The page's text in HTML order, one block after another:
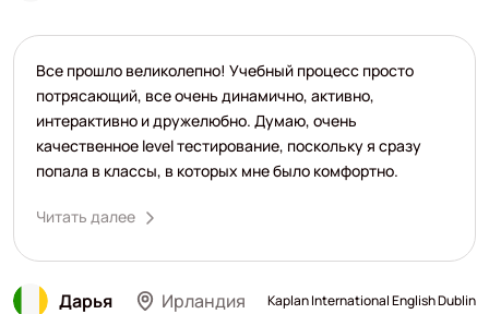
Дарья Ирландия Kaplan International English Dublin
Все прошло великолепно! Учебный процесс просто
потрясающий, все очень динамично, активно,
интерактивно и дружелюбно. Думаю, очень
качественное level тестирование, поскольку я сразу
попала в классы, в которых мне было комфортно.
Читать далее